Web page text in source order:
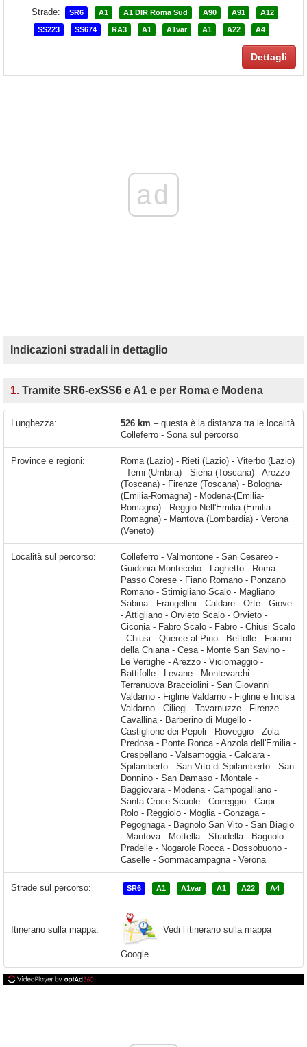
Strade:
SR6 A1 A1 DIR Roma Sud A90 A91 A12
SS223 SS674 RA3 A1 A1var A1 A22 A4
Dettagli
ad
Indicazioni stradali in dettaglio
1. Tramite SR6-exSS6 e A1 e per Roma e Modena
Lunghezza: 526 km – questa è la distanza tra le località
Colleferro - Sona sul percorso
Province e regioni:
Roma (Lazio) - Rieti (Lazio) - Viterbo (Lazio)
- Terni (Umbria) - Siena (Toscana) - Arezzo
(Toscana) - Firenze (Toscana) - Bologna-
(Emilia-Romagna) - Modena-(Emilia-
Romagna) - Reggio-Nell'Emilia-(Emilia-
Romagna) - Mantova (Lombardia) - Verona
(Veneto)
Località sul percorso: Colleferro - Valmontone - San Cesareo - Guidonia Montecelio - Laghetto - Roma - Passo Corese - Fiano Romano - Ponzano Romano - Stimigliano Scalo - Magliano Sabina - Frangellini - Caldare - Orte - Giove - Attigliano - Orvieto Scalo - Orvieto - Ciconia - Fabro Scalo - Fabro - Chiusi Scalo - Chiusi - Querce al Pino - Bettolle - Foiano della Chiana - Cesa - Monte San Savino - Le Vertighe - Arezzo - Viciomaggio - Battifolle - Levane - Montevarchi - Terranuova Bracciolini - San Giovanni Valdarno - Figline Valdarno - Figline e Incisa Valdarno
Strade sul percorso: SR6 A1 A1var A1 A22 A4
Itinerario sulla mappa: Vedi l’itinerario sulla mappa
Google